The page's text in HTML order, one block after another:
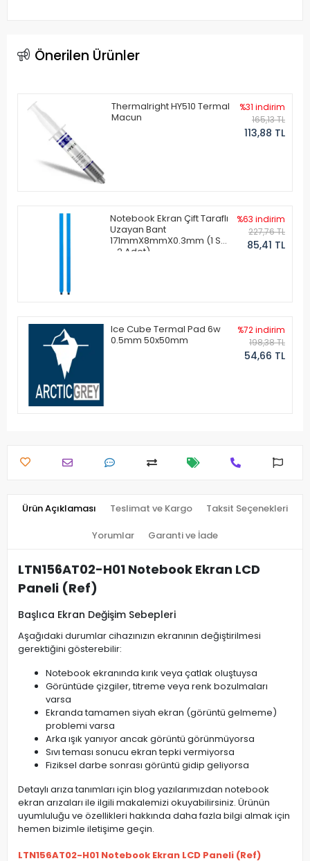
Önerilen Ürünler
Thermalright HY510 Termal
Macun
%31 indirim
165,13 TL
113,88 TL
Notebook Ekran Çift Taraflı
Uzayan Bant
171mmX8mmX0.3mm (1 Set
- 2 Adet)
%63 indirim
227,76 TL
85,41 TL
Ice Cube Termal Pad 6w
0.5mm 50x50mm
%72 indirim
198,38 TL
54,66 TL
Ürün Açıklaması Teslimat ve Kargo Taksit Seçenekleri
Yorumlar Garanti ve İade
LTN156AT02-H01 Notebook Ekran LCD
Paneli (Ref)
Başlıca Ekran Değişim Sebepleri
Aşağıdaki durumlar cihazınızın ekranının değiştirilmesi
gerektiğini gösterebilir:
Notebook ekranında kırık veya çatlak oluştuysa
Görüntüde çizgiler, titreme veya renk bozulmaları
varsa
Ekranda tamamen siyah ekran (görüntü gelmeme)
problemi varsa
Arka ışık yanıyor ancak görüntü görünmüyorsa
Sıvı teması sonucu ekran tepki vermiyorsa
Fiziksel darbe sonrası görüntü gidip geliyorsa
Detaylı arıza tanımları için blog yazılarımızdan notebook
ekran arızaları ile ilgili makalemizi okuyabilirsiniz. Ürünün
uyumluluğu ve özellikleri hakkında daha fazla bilgi almak için
hemen bizimle iletişime geçin.
LTN156AT02-H01 Notebook Ekran LCD Paneli (Ref)